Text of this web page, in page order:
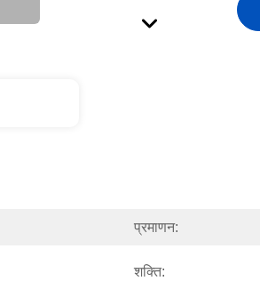
प्रमाणन:
शक्ति: